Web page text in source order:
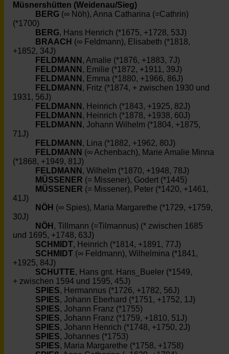
Müsnershütten (Weidenau/Sieg)
BERG (∞ Nöh), Anna Catharina (=Cathrin)
(*1700)
BERG, Hans Henrich (*1675, +1728, 53J)
BRAACH (∞ Feldmann), Elisabeth (*1818,
+1852, 34J)
FELDMANN , Amalie (*1876, +1883, 7J)
FELDMANN , Emilie (*1872, +1911, 39J)
FELDMANN , Emma (*1880, +1966, 86J)
FELDMANN , Fritz (*1874, + zwischen 1930 und
1931, 56J)
FELDMANN , Heinrich (*1843, +1925, 82J)
FELDMANN , Heinrich (*1878, +1938, 60J)
FELDMANN , Johann Wilhelm (*1804, +1875,
71J)
FELDMANN , Lina (*1882, +1962, 80J)
FELDMANN (∞ Achenbach), Marie Amalie Minna
(*1868, +1949, 81J)
FELDMANN , Wilhelm (*1870, +1948, 78J)
MÜSSENER (= Missener), Godert (*1445)
MÜSSENER (= Missener), Peter (*1420, +1461,
41J)
NÖH (∞ Spies), Maria Margarethe (*1729, +1759,
30J)
NÖH , Tillmann (=Tilmannus) (* zwischen 1685
und 1695, +1748, 63J)
SCHMIDT, Heinrich (*1814, +1891, 77J)
SCHMIDT (∞ Feldmann), Wilhelmina (*1841,
+1925, 84J)
SCHUTTE, Hans gnt. Hans_Bueler (*1549,
+ zwischen 1594 und 1595, 45J)
SPIES, Hermannus (*1726, +1782, 56J)
SPIES, Johann Eberhard (*1751, +1752, 1J)
SPIES, Johann Franz (*1755)
SPIES, Johann Franz (*1759, +1810, 51J)
SPIES, Johann Henrich (*1748, +1750, 2J)
SPIES, Johannes (*1753)
SPIES, Maria Margarethe (*1758, +1758)